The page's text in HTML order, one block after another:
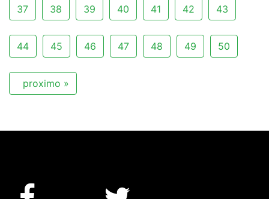
37 38 39 40 41 42 43
44 45 46 47 48 49 50
proximo »